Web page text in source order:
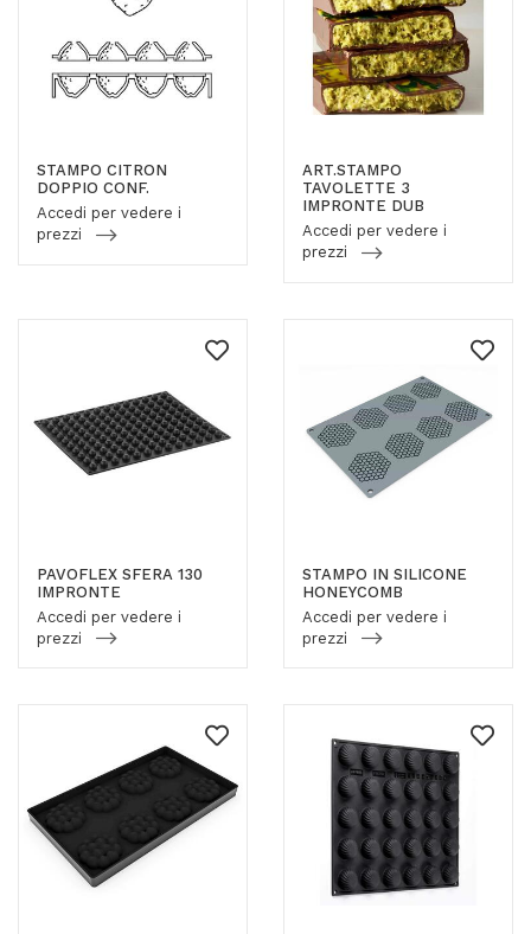
STAMPO CITRON
DOPPIO CONF.
Accedi per vedere i
prezzi
ART.STAMPO
TAVOLETTE 3
IMPRONTE DUB
Accedi per vedere i
prezzi
PAVOFLEX SFERA 130
IMPRONTE
Accedi per vedere i
prezzi
STAMPO IN SILICONE
HONEYCOMB
Accedi per vedere i
prezzi